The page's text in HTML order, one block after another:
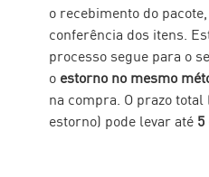
o recebimento do
conferência dos itens.
processo segue para o
o estorno no mesmo
na compra. O prazo
estorno) pode levar até 5